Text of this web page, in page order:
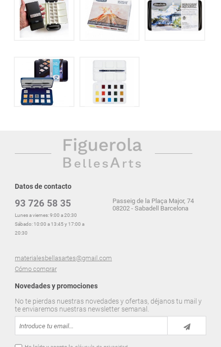
Datos de contacto
93 726 58 35
Lunes a viernes: 9:00 a 20:30
Sábado: 10:00 a 13:45 y 17:00 a
20:30
materialesbellasartes@gmail.com
Cómo comprar
Passeig de la Plaça Major, 74
08202 - Sabadell Barcelona
Novedades y promociones
No te pierdas nuestras novedades y ofertas, déjanos tu mail y
te enviaremos nuestras newsletter semanal.